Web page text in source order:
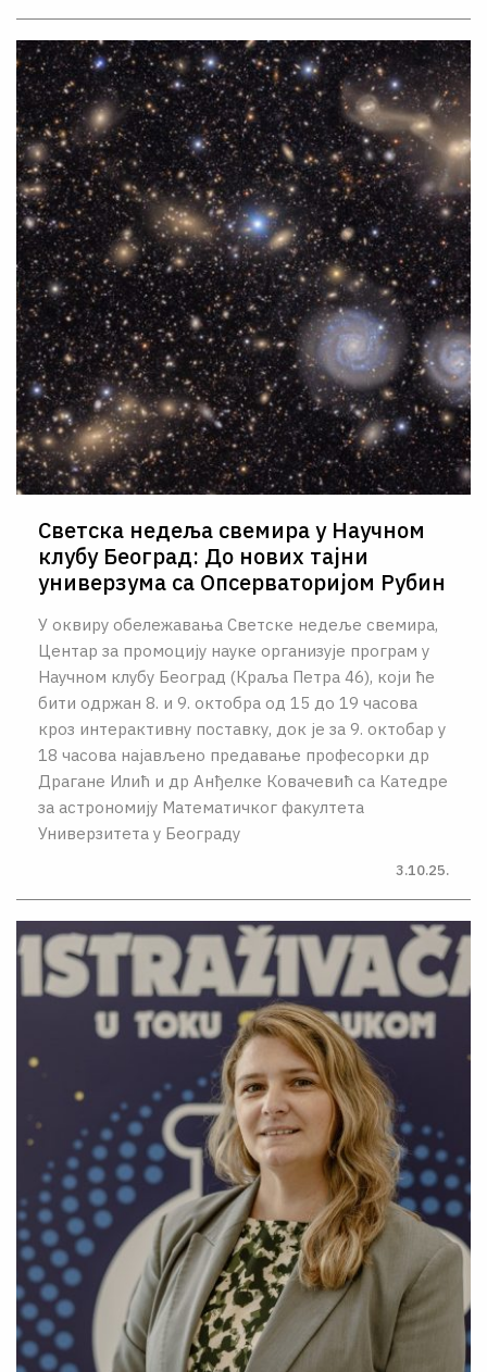
Светска недеља свемира у Научном
клубу Београд: До нових тајни
универзума са Опсерваторијом Рубин
У оквиру обележавања Светске недеље свемира,
Центар за промоцију науке организује програм у
Научном клубу Београд (Краља Петра 46), који ће
бити одржан 8. и 9. октобра од 15 до 19 часова
кроз интерактивну поставку, док је за 9. октобар у
18 часова најављено предавање професорки др
Драгане Илић и др Анђелке Ковачевић са Катедре
за астрономију Математичког факултета
Универзитета у Београду
3.10.25.